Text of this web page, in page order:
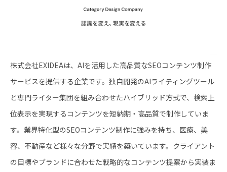
株式会社EXIDEAは、AIを活用した高品質なSEOコンテンツ制作
サービスを提供する企業です。独自開発のAIライティングツール
と専門ライター集団を組み合わせたハイブリッド方式で、検索上
位表示を実現するコンテンツを短納期・高品質で制作していま
す。業界特化型のSEOコンテンツ制作に強みを持ち、医療、美
容、不動産など様々な分野で実績を築いています。クライアント
の目標やブランドに合わせた戦略的なコンテンツ提案から実装ま